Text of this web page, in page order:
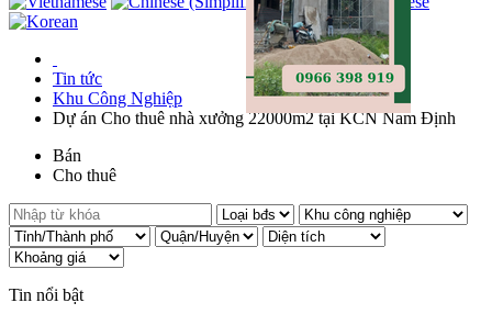
Tin tức
Khu Công Nghiệp
Dự án Cho thuê nhà xưởng 22000m2 tại KCN Nam Định
Bán
Cho thuê
Tin nổi bật